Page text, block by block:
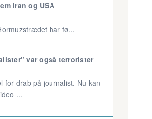
Iran og USA
har fø...
var også terrorister
for drab på journalist. Nu kan
...